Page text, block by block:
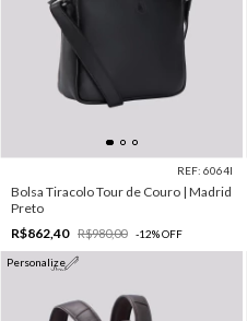
REF: 6064I
Bolsa Tiracolo Tour de Couro | Madrid
Preto
R$862,40
R$980,00 -12%OFF
Personalize